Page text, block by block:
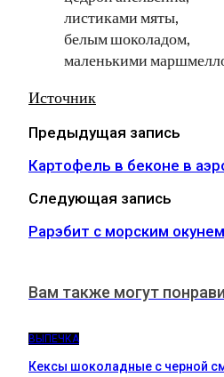
листиками мяты,
белым шоколадом,
маленькими
Источник
Предыдущая запись
Картофель в беконе в
Следующая запись
Paрэбит с морским
Вам также могут
ВЫПЕЧКА
Кексы шоколадные с черной